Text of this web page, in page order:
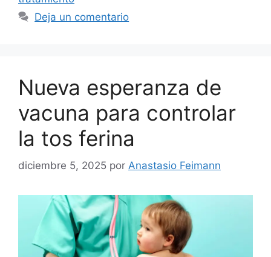
Deja un comentario
Nueva esperanza de
vacuna para controlar
la tos ferina
diciembre 5, 2025 por Anastasio Feimann